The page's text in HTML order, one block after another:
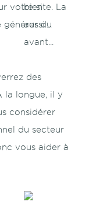
votre site. La
générer du
des
la longue, il y
considérer
du secteur
vous aider à